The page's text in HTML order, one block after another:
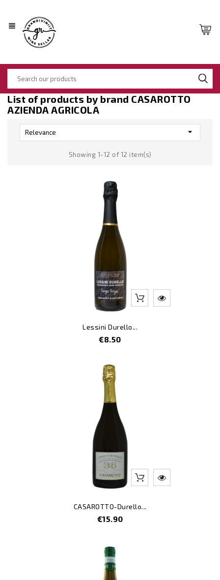
view_headline
List of products by brand CASAROTTO
AZIENDA AGRICOLA
Relevance 
Showing 1-12 of 12 item(s)
Lessini Durello...
Price
€8.50
CASAROTTO-Durello...
Price
€15.90